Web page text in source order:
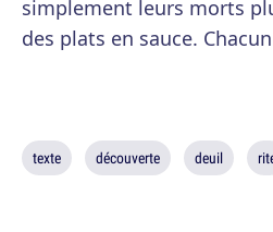
simplement leurs morts
des plats en sauce.
texte découverte deuil